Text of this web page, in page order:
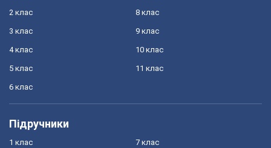
2 клас
3 клас
4 клас
5 клас
6 клас
8 клас
9 клас
10 клас
11 клас
Підручники
1 клас 7 клас